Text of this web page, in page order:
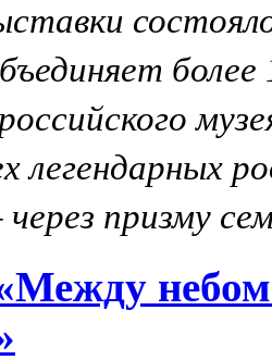
легендарных
через призму